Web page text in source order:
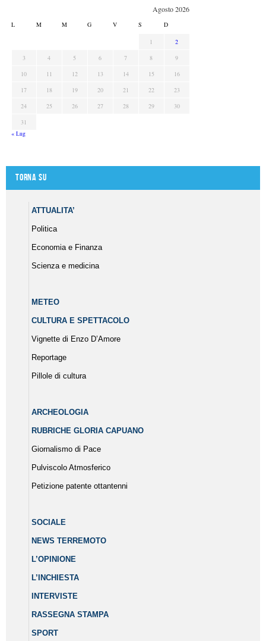
Agosto 2026
L M M G V S D
1
2
3
4 5 6 7 8
9
10
11 12 13 14 15
16
17
18 19 20 21 22
23
24
25 26 27 28 29
30
31
« Lug
Torna su
ATTUALITA’
Politica
Economia e Finanza
Scienza e medicina
METEO
CULTURA E SPETTACOLO
Vignette di Enzo D’Amore
Reportage
Pillole di cultura
ARCHEOLOGIA
RUBRICHE GLORIA CAPUANO
Giornalismo di Pace
Pulviscolo Atmosferico
Petizione patente ottantenni
SOCIALE
NEWS TERREMOTO
L’OPINIONE
L’INCHIESTA
INTERVISTE
RASSEGNA STAMPA
SPORT